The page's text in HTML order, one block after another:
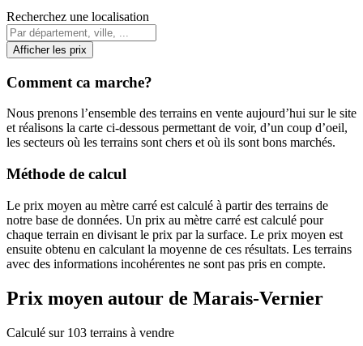
Recherchez une localisation
Afficher les prix
Comment ca marche?
Nous prenons l’ensemble des terrains en vente aujourd’hui sur le site
et réalisons la carte ci-dessous permettant de voir, d’un coup d’oeil,
les secteurs où les terrains sont chers et où ils sont bons marchés.
Méthode de calcul
Le prix moyen au mètre carré est calculé à partir des terrains de
notre base de données. Un prix au mètre carré est calculé pour
chaque terrain en divisant le prix par la surface. Le prix moyen est
ensuite obtenu en calculant la moyenne de ces résultats. Les terrains
avec des informations incohérentes ne sont pas pris en compte.
Prix moyen autour de Marais-Vernier
Calculé sur 103 terrains à vendre